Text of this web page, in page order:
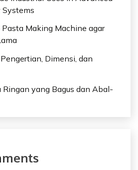
Systems
Making Machine agar
Dimensi, dan
Ringan yang Bagus dan Abal-